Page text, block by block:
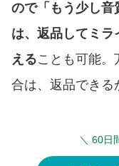
ので「もう少し音
は、返品してミ
えることも可能
合は、返品できる
＼ 60日